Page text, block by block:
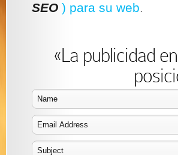
SEO ) para su web.
«La publicidad